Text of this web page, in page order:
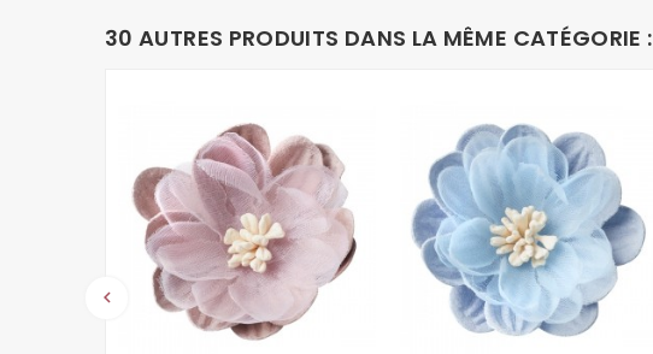
30 AUTRES PRODUITS DANS LA MÊME CATÉGORIE :
keyboard_arrow_left